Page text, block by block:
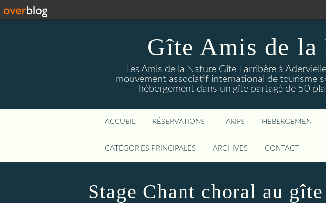
Gîte Amis de
Les Amis de la Nature Gîte Larribère à
mouvement associatif international de tourisme
hébergement dans un gîte partagé de 50
ACCUEIL RÉSERVATIONS TARIFS HEBERGEMENT
CATÉGORIES PRINCIPALES ARCHIVES CONTACT
Stage Chant choral au